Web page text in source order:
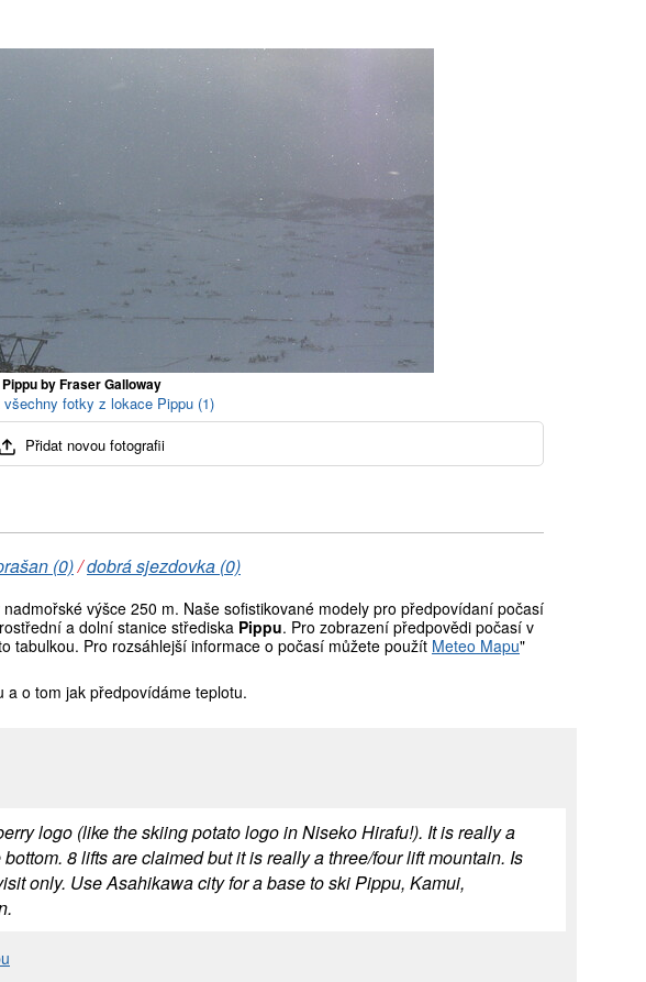
Pippu by Fraser Galloway
všechny fotky z lokace Pippu (1)
Přidat novou fotografii
(0)/dobrá sjezdovka (0)
nadmořské výšce 250 m. Naše sofistikované modely pro předpovídaní počasí
a dolní stanice střediska Pippu. Pro zobrazení předpovědi počasí v
tabulkou. Pro rozsáhlejší informace o počasí můžete použít Meteo Mapu"
o tom jak předpovídáme teplotu.
logo (like the skiing potato logo in Niseko Hirafu!). It is really a
8 lifts are claimed but it is really a three/four lift mountain. Is
only. Use Asahikawa city for a base to ski Pippu, Kamui,